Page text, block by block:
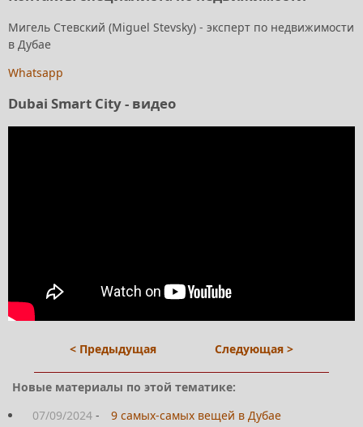
Мигель Стевский (Miguel Stevsky) - эксперт по недвижимости
в Дубае
Whatsapp
Dubai Smart City - видео
< Предыдущая Следующая >
Новые материалы по этой тематике:
07/09/2024 -
9 самых-самых вещей в Дубае